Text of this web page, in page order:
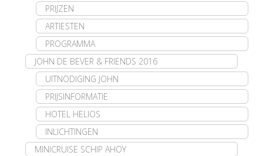
PRIJZEN
ARTIESTEN
PROGRAMMA
JOHN DE BEVER & FRIENDS 2016
UITNODIGING JOHN
PRIJSINFORMATIE
HOTEL HELIOS
INLICHTINGEN
MINICRUISE SCHIP AHOY